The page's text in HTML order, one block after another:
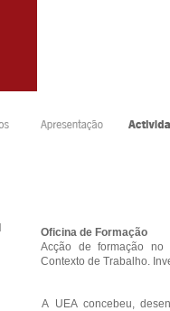
Oficina de Formação
Acção de formação no
Contexto de Trabalho.
A UEA concebeu,